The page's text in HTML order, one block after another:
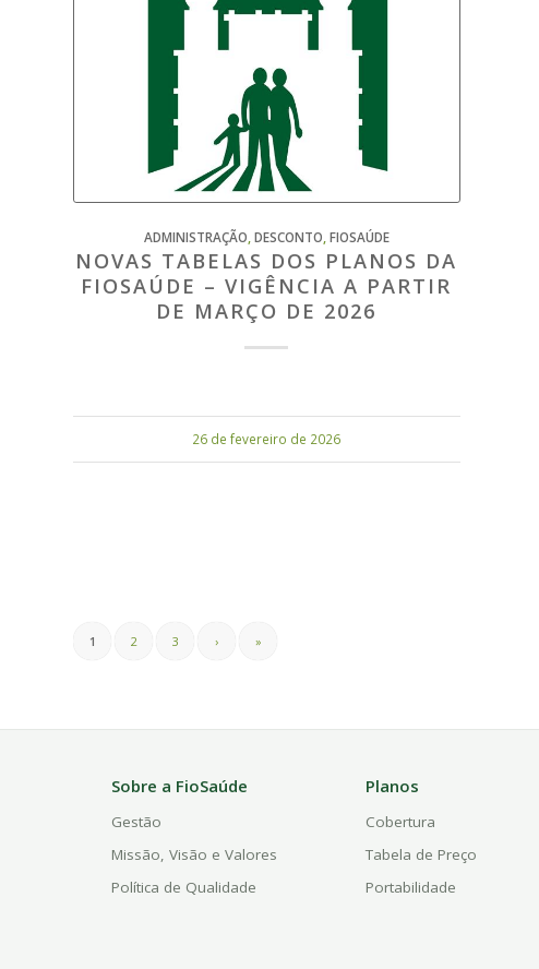
ADMINISTRAÇÃO,DESCONTO,FIOSAÚDE
NOVAS TABELAS DOS PLANOS DA
FIOSAÚDE – VIGÊNCIA A PARTIR
DE MARÇO DE 2026
26 de fevereiro de 2026
1 2 3 › »
Sobre a FioSaúde
Gestão
Missão, Visão e Valores
Política de Qualidade
Planos
Cobertura
Tabela de Preço
Portabilidade